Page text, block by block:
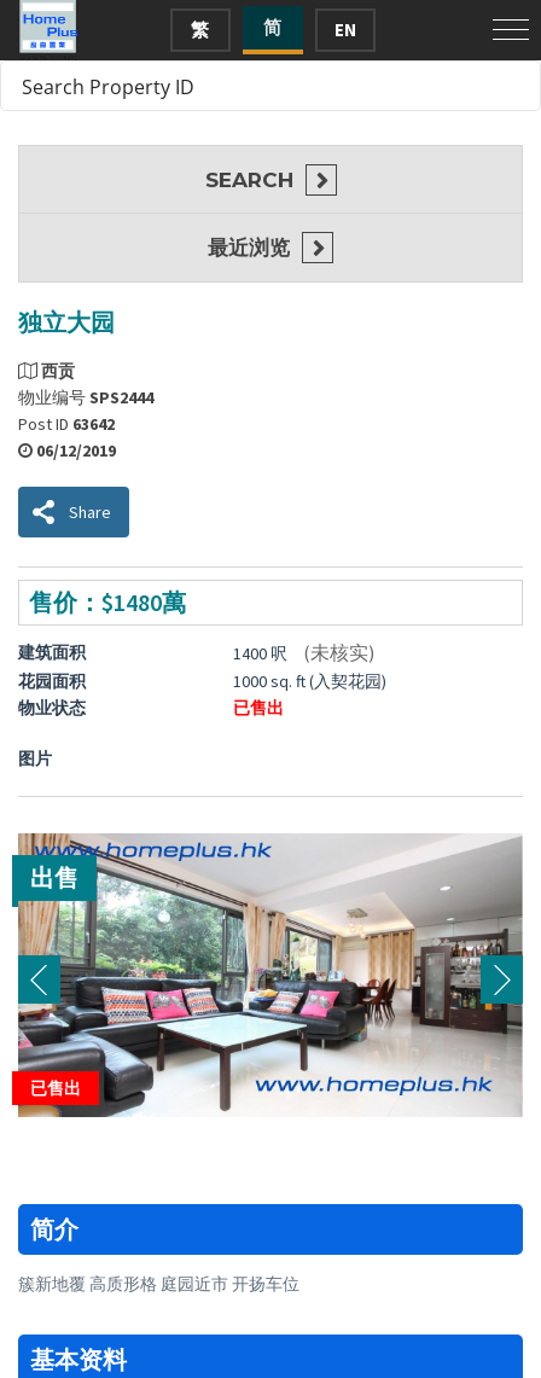
繁 简 EN
独立大园
西贡
物业编号SPS2444
Post ID 63642
06/12/2019
Share
售价：$1480萬
建筑面积 1400 呎 (未核实)
花园面积
1000 sq. ft (入契花园)
物业状态
已售出
图片
出售
已售出
简介
簇新地覆 高质形格 庭园近市 开扬车位
基本资料
SEARCH
最近浏览